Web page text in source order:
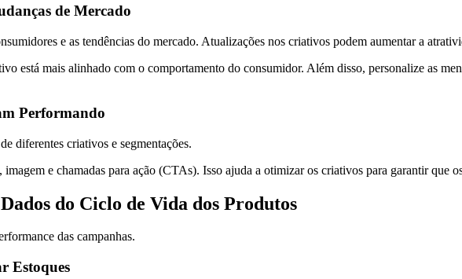
de Mercado
e as tendências do mercado. Atualizações nos criativos podem aumentar a
está mais alinhado com o comportamento do consumidor. Além disso, personalize as
Performando
diferentes criativos e segmentações.
e chamadas para ação (CTAs). Isso ajuda a otimizar os criativos para garantir que
do Ciclo de Vida dos Produtos
das campanhas.
Estoques